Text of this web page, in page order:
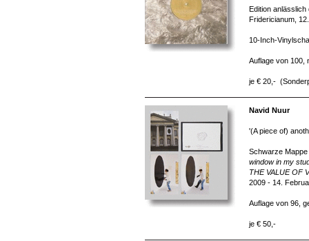
Edition
Fridericianum,
10-Inch-
Auflage von 100,
je € 20,-
Navid Nuur
'(A piece of)
Schwarze
window in my
THE VALUE OF
2009 - 14.
Auflage von 96,
je € 50,-